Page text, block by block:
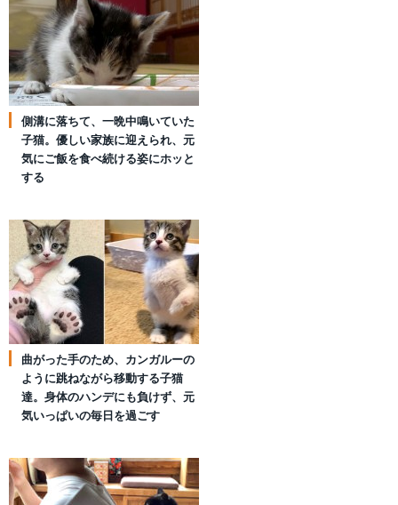
側溝に落ちて、一晩中鳴いていた
子猫。優しい家族に迎えられ、元
気にご飯を食べ続ける姿にホッと
する
曲がった手のため、カンガルーの
ように跳ねながら移動する子猫
達。身体のハンデにも負けず、元
気いっぱいの毎日を過ごす